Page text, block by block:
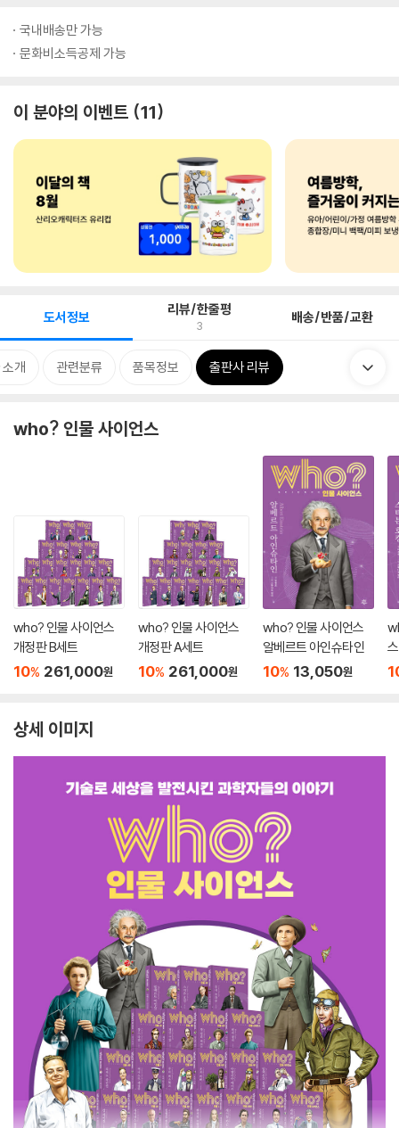
국내배송만 가능
문화비소득공제 가능
이 분야의 이벤트 11
도서정보 리뷰/한줄평
3 배송/반품/교환
개 관련분류 품목정보 출판사 리뷰
who? 인물 사이언스
who? 인물 사이언스
개정판 B세트
10% 261,000원
who? 인물 사이언스
개정판 A세트
10% 261,000원
who? 인물 사이언스
알베르트 아인슈타인
10% 13,050원
상세 이미지